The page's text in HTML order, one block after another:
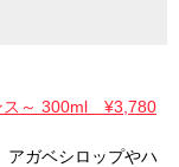
ス～ 300ml ¥3,780
アガベシロップやハ